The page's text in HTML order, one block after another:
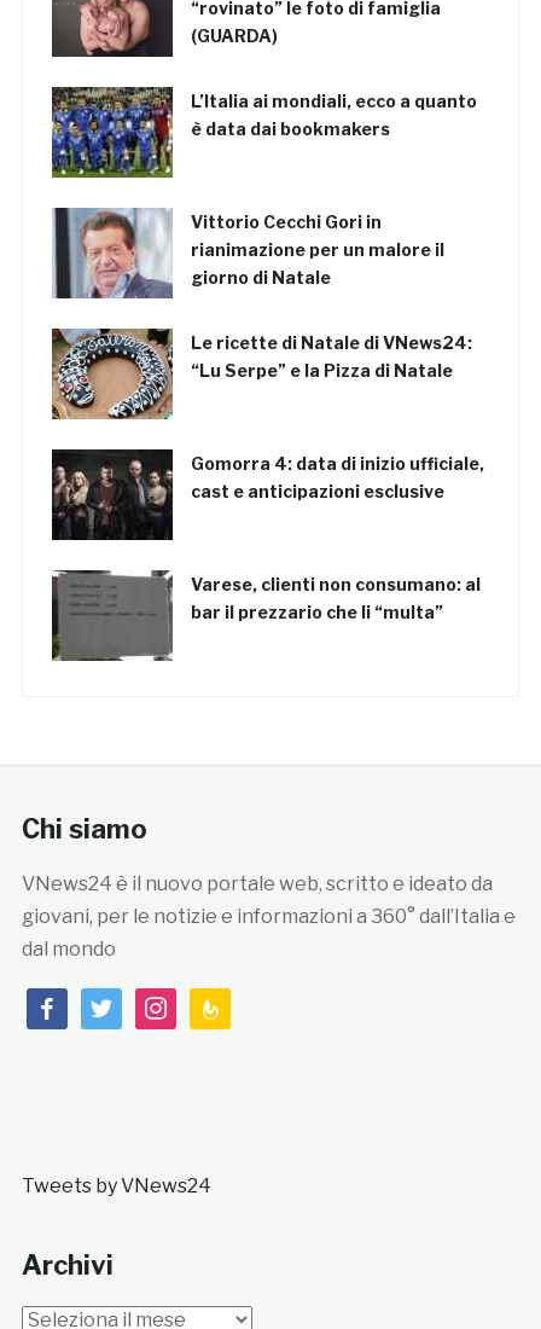
“rovinato” le foto di famiglia
(GUARDA)
L’Italia ai mondiali, ecco a quanto
è data dai bookmakers
Vittorio Cecchi Gori in
rianimazione per un malore il
giorno di Natale
Le ricette di Natale di VNews24:
“Lu Serpe” e la Pizza di Natale
Gomorra 4: data di inizio ufficiale,
cast e anticipazioni esclusive
Varese, clienti non consumano: al
bar il prezzario che li “multa”
Chi siamo
VNews24 è il nuovo portale web, scritto e ideato da
giovani, per le notizie e informazioni a 360° dall’Italia e
dal mondo
facebooktwitterinstagramfeedburner
Tweets by VNews24
Archivi
Archivi